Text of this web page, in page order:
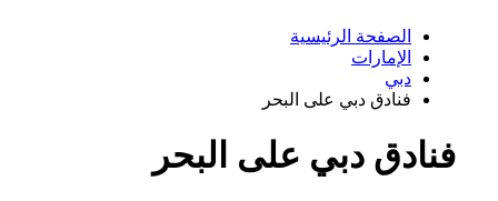
الصفحة الرئيسية
الإمارات
دبي
فنادق دبي على البحر
فنادق دبي على البحر